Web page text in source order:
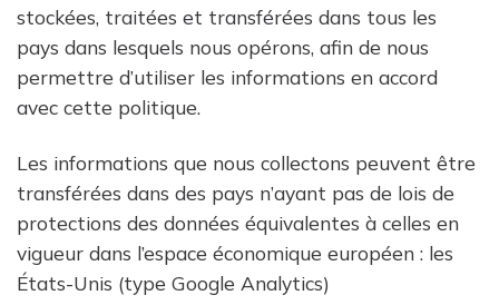
stockées, traitées et transférées dans tous les
pays dans lesquels nous opérons, afin de nous
permettre d’utiliser les informations en accord
avec cette politique.
Les informations que nous collectons peuvent être
transférées dans des pays n’ayant pas de lois de
protections des données équivalentes à celles en
vigueur dans l’espace économique européen : les
États-Unis (type Google Analytics)